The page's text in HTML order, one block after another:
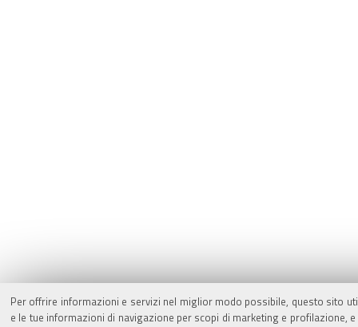
Per offrire informazioni e servizi nel miglior modo possibile, questo sito
e le tue informazioni di navigazione per scopi di marketing e